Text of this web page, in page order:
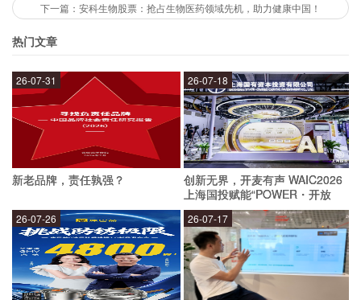
积极参与公益事业，多次向社会捐赠资金。
重视员工培训，提高员工素质。
推行绿色金融，鼓励可持续发展。
支持小微企业发展，促进当地经济发展。
宁夏银行的未来展望是什么？
宁夏银行将继续以服务客户、造福社会为宗旨，不
断提升服务质量和水平，拓展业务范围，加强风险
管控，打造一流的金融机构，为客户和社会创造更
大的价值。
下一篇：安科生物股票：抢占生物医药领域先机，助力健康中国！
热门文章
新老品牌，责任孰强？
26-07-31
创新无界，开麦有声 WAIC2026
上海国投赋能“POWER・开放
麦”专场成功举办
26-07-18
26-07-26 26-07-17